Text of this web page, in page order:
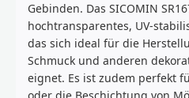
Gebinden. Das SICOMIN
hochtransparentes, UV-
das sich ideal für die
Schmuck und anderen
eignet. Es ist zudem perfekt